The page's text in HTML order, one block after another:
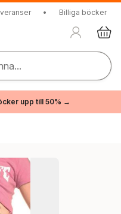
• Billiga böcker
upp till 50% →